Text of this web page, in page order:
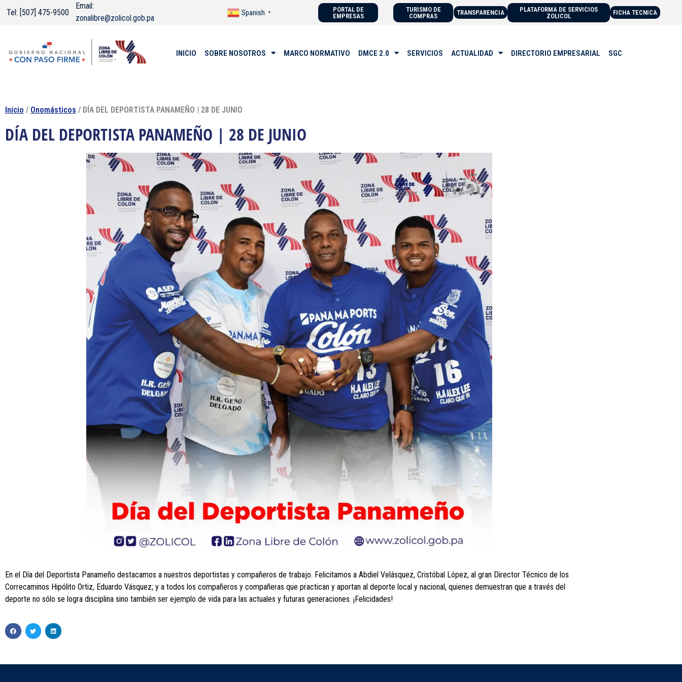
Tel: [507] 475-9500
Email:
zonalibre@zolicol.gob.pa
Spanish ▼
PORTAL DE
EMPRESAS
TURISMO DE
COMPRAS
TRANSPARENCIA
PLATAFORMA DE SERVICIOS
ZOLICOL
FICHA TECNICA
INICIO SOBRE NOSOTROS MARCO NORMATIVO DMCE 2.0 SERVICIOS ACTUALIDAD DIRECTORIO EMPRESARIAL SGC
Inicio / Onomásticos / DÍA DEL DEPORTISTA PANAMEÑO | 28 DE JUNIO
DÍA DEL DEPORTISTA PANAMEÑO | 28 DE JUNIO
En el Día del Deportista Panameño destacamos a nuestros deportistas y compañeros de trabajo. Felicitamos a Abdiel Velásquez, Cristóbal López, al gran Director Técnico de los
Correcaminos Hipólito Ortiz, Eduardo Vásquez; y a todos los compañeros y compañeras que practican y aportan al deporte local y nacional, quienes demuestran que a través del
deporte no sólo se logra disciplina sino también ser ejemplo de vida para las actuales y futuras generaciones. ¡Felicidades!